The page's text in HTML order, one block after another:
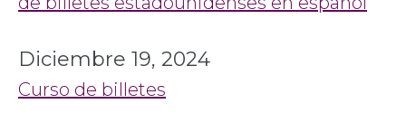
Diciembre 19, 2024
Curso de billetes